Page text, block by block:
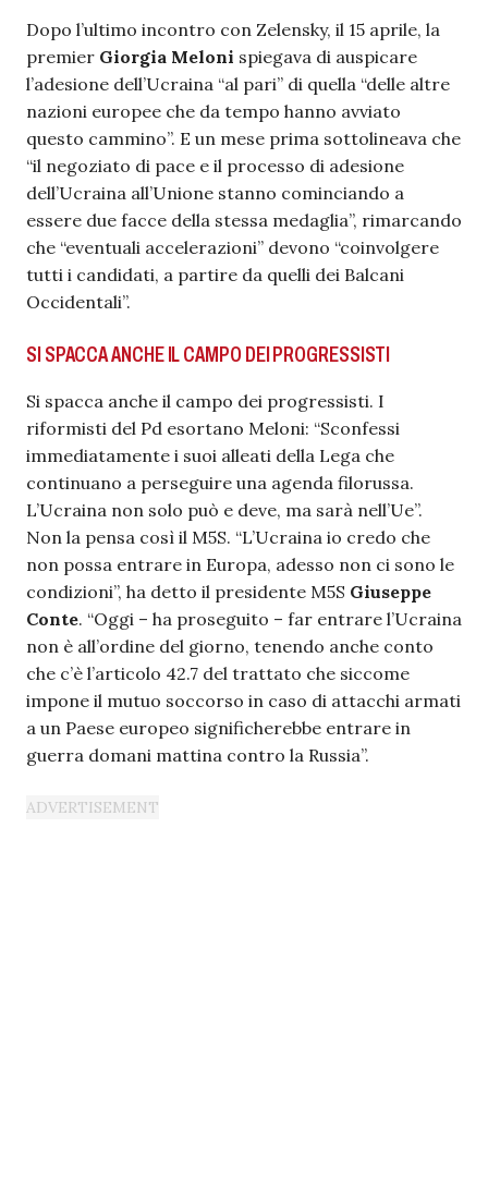
Dopo l’ultimo incontro con Zelensky, il 15 aprile, la
premier Giorgia Meloni spiegava di auspicare
l’adesione dell’Ucraina “al pari” di quella “delle altre
nazioni europee che da tempo hanno avviato
questo cammino”. E un mese prima sottolineava che
“il negoziato di pace e il processo di adesione
dell’Ucraina all’Unione stanno cominciando a
essere due facce della stessa medaglia”, rimarcando
che “eventuali accelerazioni” devono “coinvolgere
tutti i candidati, a partire da quelli dei Balcani
Occidentali”.
SI SPACCA ANCHE IL CAMPO DEI PROGRESSISTI
Si spacca anche il campo dei progressisti. I
riformisti del Pd esortano Meloni: “Sconfessi
immediatamente i suoi alleati della Lega che
continuano a perseguire una agenda filorussa.
L’Ucraina non solo può e deve, ma sarà nell’Ue”.
Non la pensa così il M5S. “L’Ucraina io credo che
non possa entrare in Europa, adesso non ci sono le
condizioni”, ha detto il presidente M5S Giuseppe
Conte. “Oggi – ha proseguito – far entrare l’Ucraina
non è all’ordine del giorno, tenendo anche conto
che c’è l’articolo 42.7 del trattato che siccome
impone il mutuo soccorso in caso di attacchi armati
a un Paese europeo significherebbe entrare in
guerra domani mattina contro la Russia”.